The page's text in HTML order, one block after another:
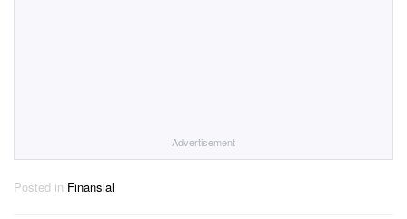
Advertisement
Posted in Finansial